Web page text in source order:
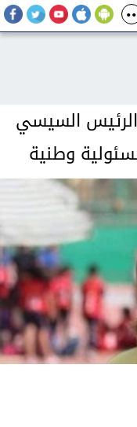
السيسي
وطنية